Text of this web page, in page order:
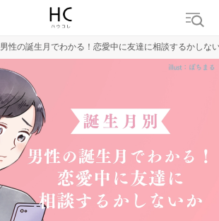
男性の誕生月でわかる！恋愛中に友達に相談するかしな